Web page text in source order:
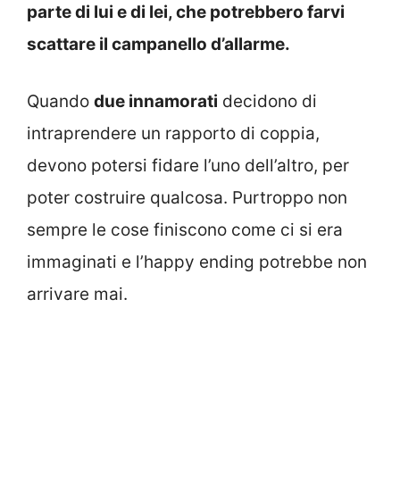
parte di lui e di lei, che potrebbero farvi
scattare il campanello d’allarme.
Quando due innamorati decidono di
intraprendere un rapporto di coppia,
devono potersi fidare l’uno dell’altro, per
poter costruire qualcosa. Purtroppo non
sempre le cose finiscono come ci si era
immaginati e l’happy ending potrebbe non
arrivare mai.